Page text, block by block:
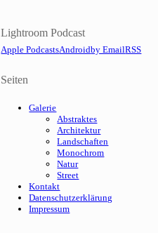
Lightroom Podcast
Apple PodcastsAndroidby EmailRSS
Seiten
Galerie
Abstraktes
Architektur
Landschaften
Monochrom
Natur
Street
Kontakt
Datenschutzerklärung
Impressum